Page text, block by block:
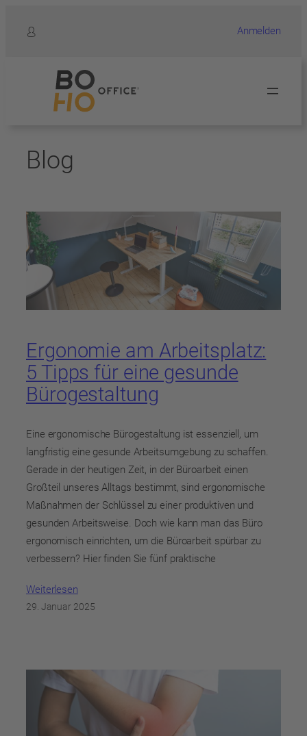
Inhalt
Anmelden
Blog
Ergonomie am Arbeitsplatz:
5 Tipps für eine gesunde
Bürogestaltung
Eine ergonomische Bürogestaltung ist essenziell, um
langfristig eine gesunde Arbeitsumgebung zu schaffen.
Gerade in der heutigen Zeit, in der Büroarbeit einen
Großteil unseres Alltags bestimmt, sind ergonomische
Maßnahmen der Schlüssel zu einer produktiven und
gesunden Arbeitsweise. Doch wie kann man das Büro
ergonomisch einrichten, um die Büroarbeit spürbar zu
verbessern? Hier finden Sie fünf praktische
Weiterlesen
29. Januar 2025